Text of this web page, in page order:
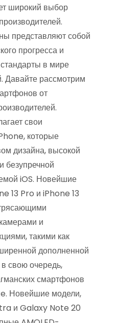
широкий выбор
представляют собой
прогресса и
в мире
Давайте рассмотрим
от
свои
которые
дизайна, высокой
безупречной
iOS. Новейшие
13 Pro и iPhone 13
и
такими как
дополненной
свою очередь,
смартфонов
Новейшие модели,
и Galaxy Note 20